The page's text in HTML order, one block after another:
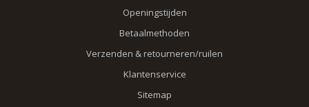
Openingstijden
Betaalmethoden
Verzenden & retourneren/ruilen
Klantenservice
Sitemap